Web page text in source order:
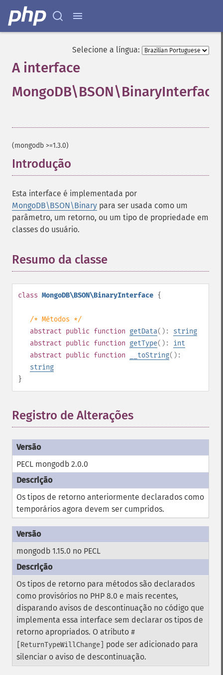
Selecione a língua:
A interface
MongoDB\BSON\BinaryInterface
(mongodb >=1.3.0)
Introdução
Esta interface é implementada por
MongoDB\BSON\Binary para ser usada como um
parâmetro, um retorno, ou um tipo de propriedade em
classes do usuário.
Resumo da classe
class MongoDB\BSON\BinaryInterface {
/* Métodos */
abstract public function getData(): string
abstract public function getType(): int
abstract public function __toString():
string
}
Registro de Alterações
PECL mongodb 2.0.0
Os tipos de retorno anteriormente declarados como
temporários agora devem ser cumpridos.
mongodb 1.15.0 no PECL
Os tipos de retorno para métodos são declarados
como provisórios no PHP 8.0 e mais recentes,
disparando avisos de descontinuação no código que
implementa essa interface sem declarar os tipos de
retorno apropriados. O atributo #
[ReturnTypeWillChange]
pode ser adicionado para
silenciar o aviso de descontinuação.